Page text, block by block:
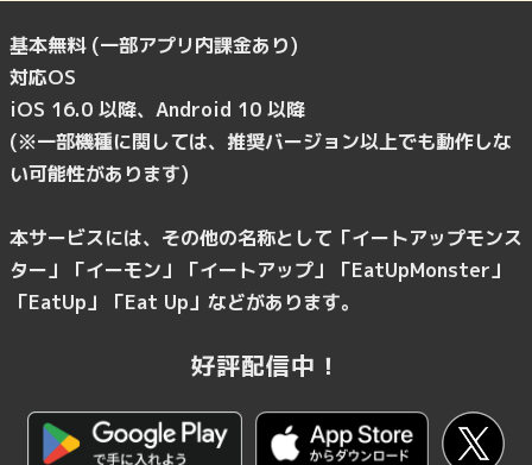
基本無料 (一部アプリ内課金あり)
対応OS
iOS 16.0 以降、Android 10 以降
(※一部機種に関しては、推奨バージョン以上でも動作しな
い可能性があります)
本サービスには、その他の名称として「イートアップモンス
ター」「イーモン」「イートアップ」「EatUpMonster」
「EatUp」「Eat Up」などがあります。
好評配信中！